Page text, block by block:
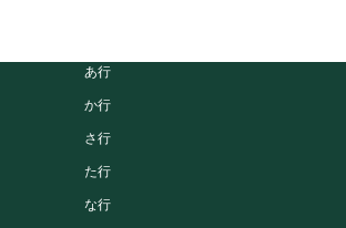
あ行
か行
さ行
た行
な行